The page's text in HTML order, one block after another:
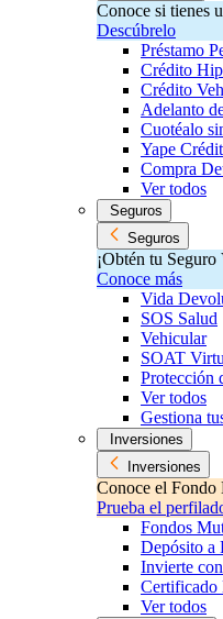
Conoce si tienes
Descúbrelo
Préstamo
Crédito
Crédito
Adelanto
Cuotéalo
Yape
Compra
Ver todos
Seguros
Seguros
¡Obtén tu
Conoce más
Vida
SOS Salud
Vehicular
SOAT
Protección
Ver todos
Gestiona
Inversiones
Inversiones
Conoce el Fondo
Prueba el
Fondos
Depósito a
Invierte
Certificado
Ver todos